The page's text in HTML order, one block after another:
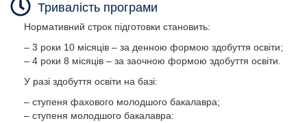
Тривалість програми
Нормативний строк підготовки становить:
– 3 роки 10 місяців – за денною формою здобуття освіти;
– 4 роки 8 місяців – за заочною формою здобуття освіти.
У разі здобуття освіти на базі:
– ступеня фахового молодшого бакалавра;
– ступеня молодшого бакалавра: